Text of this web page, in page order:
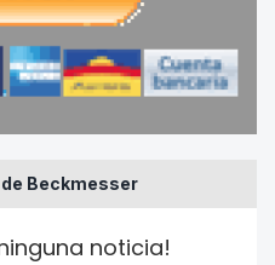
Beckmesser
noticia!